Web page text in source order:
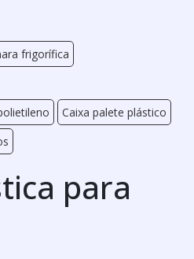
frigorífica
Caixa palete plástico
para